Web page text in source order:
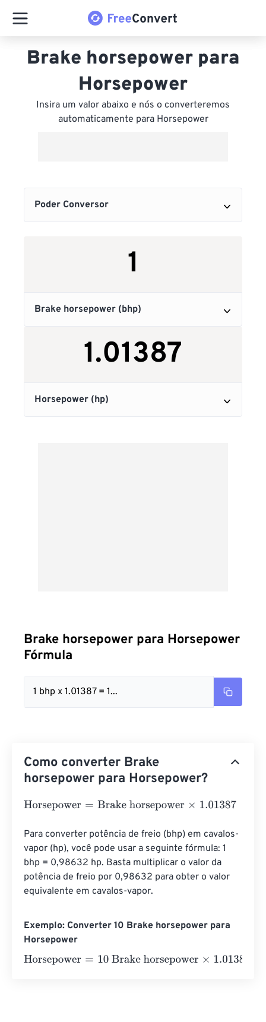
Brake horsepower para
Horsepower
Insira um valor abaixo e nós o converteremos
automaticamente para Horsepower
Brake horsepower para Horsepower
Fórmula
1 bhp x 1.01387 = 1...
Como converter Brake
horsepower para Horsepower?
Horsepower= Brake horsepower×1.01387
Para converter potência de freio (bhp) em cavalos-
vapor (hp), você pode usar a seguinte fórmula: 1
bhp = 0,98632 hp. Basta multiplicar o valor da
potência de freio por 0,98632 para obter o valor
equivalente em cavalos-vapor.
Exemplo: Converter 10 Brake horsepower para
Horsepower
Horsepower= 10 Brake horsepower×1.01387 =10.1387